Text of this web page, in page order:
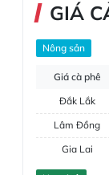
GIÁ
Nông sản
Giá cà phê
Đắk Lắk
Lâm Đồng
Gia Lai